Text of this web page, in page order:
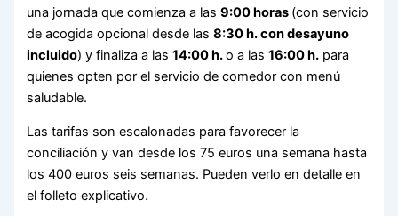
una jornada que comienza a las9:00 horas (con servicio
de acogida opcional desde las8:30 h. con desayuno
incluido) y finaliza a las14:00 h.o a las16:00 h. para
quienes opten por el servicio de comedor con menú
saludable.
Las tarifas son escalonadas para favorecer la
conciliación y van desde los 75 euros una semana hasta
los 400 euros seis semanas. Pueden verlo en detalle en
el folleto explicativo.